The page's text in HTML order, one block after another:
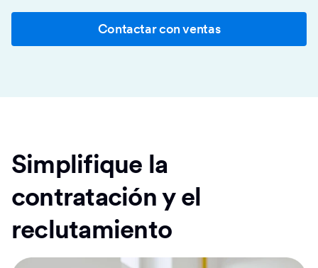
Contactar con ventas
Simplifique la
contratación y el
reclutamiento